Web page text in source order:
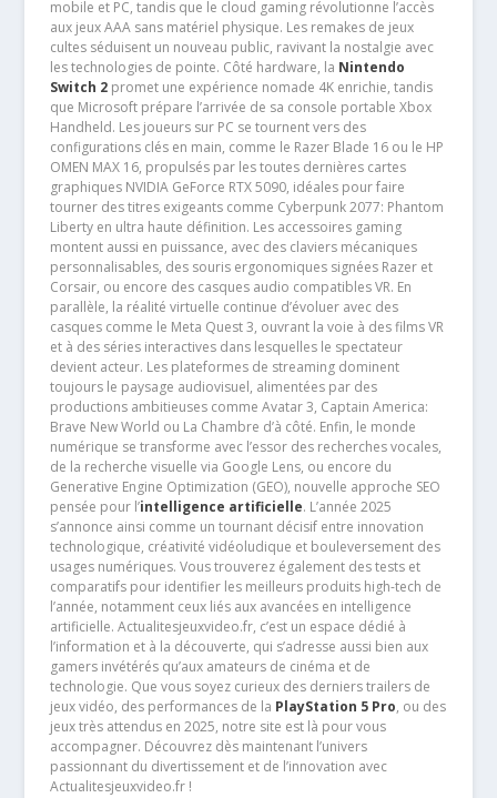
mobile et PC, tandis que le cloud gaming révolutionne l’accès
aux jeux AAA sans matériel physique. Les remakes de jeux
cultes séduisent un nouveau public, ravivant la nostalgie avec
les technologies de pointe. Côté hardware, la Nintendo
Switch 2promet une expérience nomade 4K enrichie, tandis
que Microsoft prépare l’arrivée de sa console portable Xbox
Handheld. Les joueurs sur PC se tournent vers des
configurations clés en main, comme le Razer Blade 16 ou le HP
OMEN MAX 16, propulsés par les toutes dernières cartes
graphiques NVIDIA GeForce RTX 5090, idéales pour faire
tourner des titres exigeants comme Cyberpunk 2077: Phantom
Liberty en ultra haute définition. Les accessoires gaming
montent aussi en puissance, avec des claviers mécaniques
personnalisables, des souris ergonomiques signées Razer et
Corsair, ou encore des casques audio compatibles VR. En
parallèle, la réalité virtuelle continue d’évoluer avec des
casques comme le Meta Quest 3, ouvrant la voie à des films VR
et à des séries interactives dans lesquelles le spectateur
devient acteur. Les plateformes de streaming dominent
toujours le paysage audiovisuel, alimentées par des
productions ambitieuses comme Avatar 3, Captain America:
Brave New World ou La Chambre d’à côté. Enfin, le monde
numérique se transforme avec l’essor des recherches vocales,
de la recherche visuelle via Google Lens, ou encore du
Generative Engine Optimization (GEO), nouvelle approche SEO
pensée pour l’intelligence artificielle. L’année 2025
s’annonce ainsi comme un tournant décisif entre innovation
technologique, créativité vidéoludique et bouleversement des
usages numériques. Vous trouverez également des tests et
comparatifs pour identifier les meilleurs produits high-tech de
l’année, notamment ceux liés aux avancées en intelligence
artificielle. Actualitesjeuxvideo.fr, c’est un espace dédié à
l’information et à la découverte, qui s’adresse aussi bien aux
gamers invétérés qu’aux amateurs de cinéma et de
technologie. Que vous soyez curieux des derniers trailers de
jeux vidéo, des performances de la PlayStation 5 Pro, ou des
jeux très attendus en 2025, notre site est là pour vous
accompagner. Découvrez dès maintenant l’univers
passionnant du divertissement et de l’innovation avec
Actualitesjeuxvideo.fr !